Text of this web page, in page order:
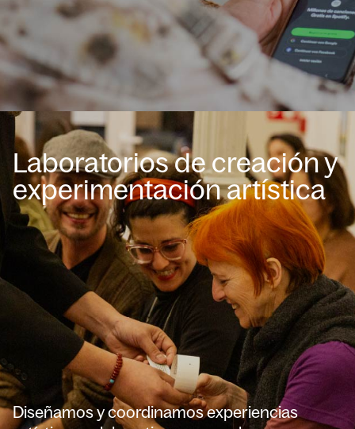
Laboratorios de creación y
experimentación artística
Diseñamos y coordinamos experiencias